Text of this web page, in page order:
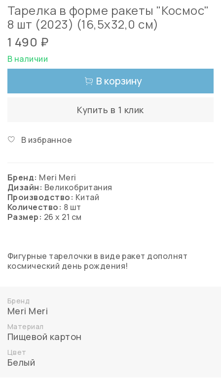
Тарелка в форме ракеты "Космос"
8 шт (2023) (16,5х32,0 см)
1 490 ₽
В наличии
В корзину
Купить в 1 клик
В избранное
Бренд: Meri Meri
Дизайн: Великобритания
Производство: Китай
Количество: 8 шт
Размер: 26 х 21 см
Фигурные тарелочки в виде ракет дополнят
космический день рождения!
Бренд
Meri Meri
Материал
Пищевой картон
Цвет
Белый